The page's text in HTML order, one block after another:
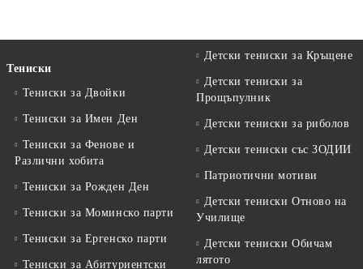
Тениски
Тениски за Двойки
Тениски за Имен Ден
Тениски за Фенове и
Различни хобита
Тениски за Рожден Ден
Тениски за Mоминско парти
Тениски за Eргенско парти
Тениски за Aбитуриентски
Детски тениски за Кръщене
Детски тениски за
Прощъпулник
Детски тениски за риболов
Детски тениски със ЗОДИИ
Патриотични мотиви
Детски тениски Отново на
Училище
Детски тениски Обичам
лятото